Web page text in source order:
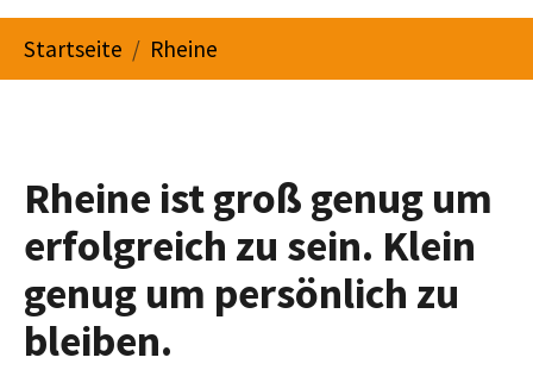
You are here:
Startseite Rheine
Rheine ist groß genug um
erfolgreich zu sein. Klein
genug um persönlich zu
bleiben.